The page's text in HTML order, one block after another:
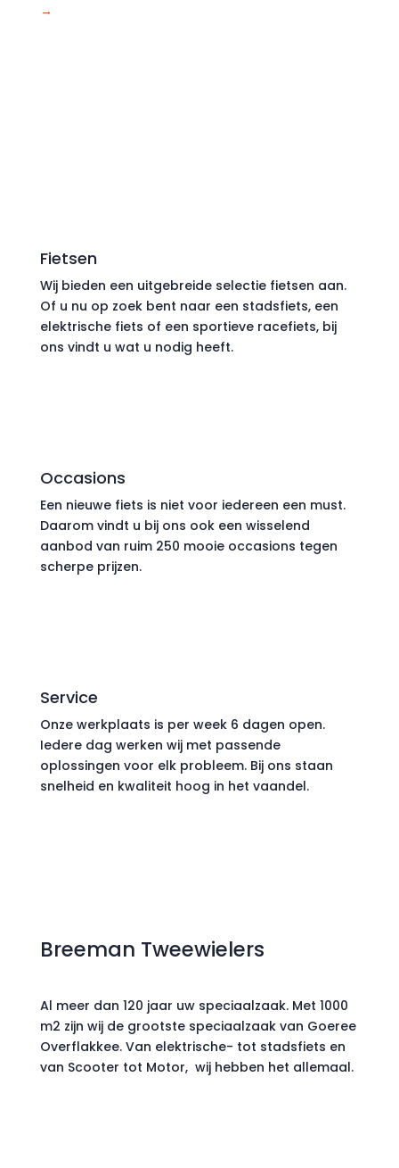
→
Fietsen
Wij bieden een uitgebreide selectie fietsen aan.
Of u nu op zoek bent naar een stadsfiets, een
elektrische fiets of een sportieve racefiets, bij
ons vindt u wat u nodig heeft.
Occasions
Een nieuwe fiets is niet voor iedereen een must.
Daarom vindt u bij ons ook een wisselend
aanbod van ruim 250 mooie occasions tegen
scherpe prijzen.
Service
Onze werkplaats is per week 6 dagen open.
Iedere dag werken wij met passende
oplossingen voor elk probleem. Bij ons staan
snelheid en kwaliteit hoog in het vaandel.
Breeman Tweewielers
Al meer dan 120 jaar uw speciaalzaak. Met 1000
m2 zijn wij de grootste speciaalzaak van Goeree
Overflakkee. Van elektrische- tot stadsfiets en
van Scooter tot Motor, wij hebben het allemaal.